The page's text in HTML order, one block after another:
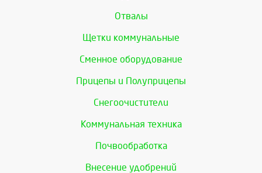
Отвалы
Щетки коммунальные
Сменное оборудование
Прицепы и Полуприцепы
Снегоочистители
Коммунальная техника
Почвообработка
Внесение удобрений